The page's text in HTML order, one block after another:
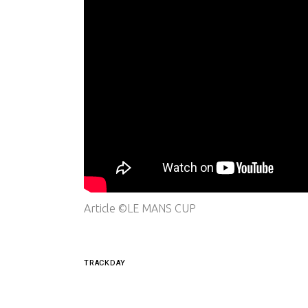
Article ©LE MANS CUP
TRACKDAY